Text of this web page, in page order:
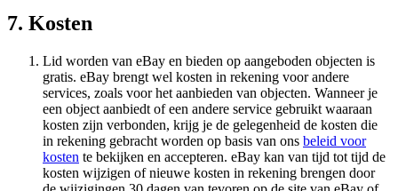
7. Kosten
Lid worden van eBay en bieden op aangeboden objecten is
gratis. eBay brengt wel kosten in rekening voor andere
services, zoals voor het aanbieden van objecten. Wanneer je
een object aanbiedt of een andere service gebruikt waaraan
kosten zijn verbonden, krijg je de gelegenheid de kosten die
in rekening gebracht worden op basis van ons beleid voor
kosten te bekijken en accepteren. eBay kan van tijd tot tijd de
kosten wijzigen of nieuwe kosten in rekening brengen door